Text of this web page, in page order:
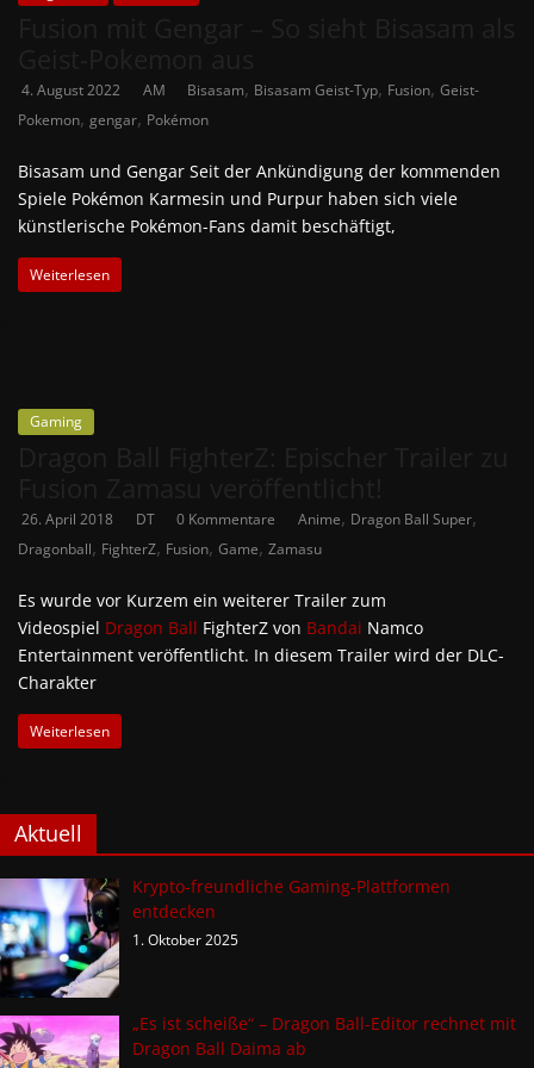
4. August 2022 AM Bisasam, Bisasam Geist-Typ, Fusion, Geist-
Pokemon, gengar, Pokémon
Bisasam und Gengar Seit der Ankündigung der kommenden
Spiele Pokémon Karmesin und Purpur haben sich viele
künstlerische Pokémon-Fans damit beschäftigt,
Weiterlesen
Gaming
26. April 2018 DT 0 Kommentare Anime, Dragon Ball Super,
Dragonball, FighterZ, Fusion, Game, Zamasu
Es wurde vor Kurzem ein weiterer Trailer zum
Videospiel Dragon Ball FighterZ von Bandai Namco
Entertainment veröffentlicht. In diesem Trailer wird der DLC-
Charakter
Weiterlesen
Aktuell
Krypto-freundliche Gaming-Plattformen
entdecken
1. Oktober 2025
„Es ist scheiße“ – Dragon Ball-Editor rechnet mit
Dragon Ball Daima ab